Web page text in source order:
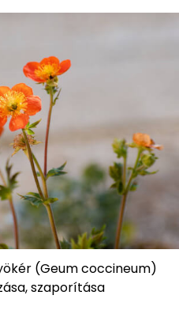
(Geum coccineum)
szaporítása